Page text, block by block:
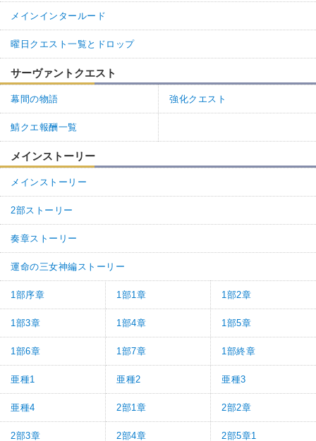
メインインタールード
曜日クエスト一覧とドロップ
サーヴァントクエスト
幕間の物語 強化クエスト
鯖クエ報酬一覧
メインストーリー
メインストーリー
2部ストーリー
奏章ストーリー
運命の三女神編ストーリー
1部序章 1部1章 1部2章
1部3章 1部4章 1部5章
1部6章 1部7章 1部終章
亜種1 亜種2 亜種3
亜種4 2部1章 2部2章
2部3章 2部4章 2部5章1